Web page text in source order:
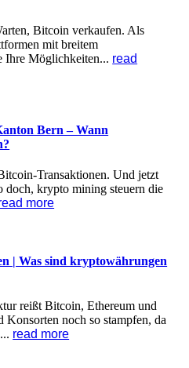
Bitcoin verkaufen. Als
mit breitem
Ihre Möglichkeiten... read
Bern – Wann
Transaktionen. Und jetzt
doch, krypto mining steuern die
more
| Was sind kryptowährungen
reißt Bitcoin, Ethereum und
noch so stampfen, da
read more